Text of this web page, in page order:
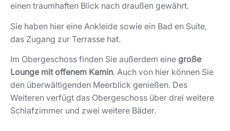
einen traumhaften Blick nach draußen gewährt.
Sie haben hier eine Ankleide sowie ein Bad en Suite,
das Zugang zur Terrasse hat.
Im Obergeschoss finden Sie außerdem eine große
Lounge mit offenem Kamin. Auch von hier können Sie
den überwältigenden Meerblick genießen. Des
Weiteren verfügt das Obergeschoss über drei weitere
Schlafzimmer und zwei weitere Bäder.